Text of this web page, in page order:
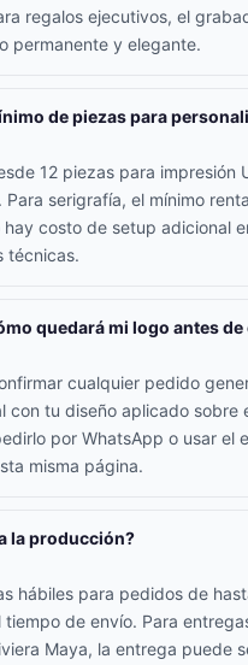
regalos ejecutivos, el
permanente y elegante.
de piezas para
12 piezas para impresión
Para serigrafía, el mínimo
costo de setup adicional
técnicas.
quedará mi logo antes
cualquier pedido
con tu diseño aplicado sobre
por WhatsApp o usar el
misma página.
la producción?
hábiles para pedidos de
tiempo de envío. Para
Maya, la entrega puede